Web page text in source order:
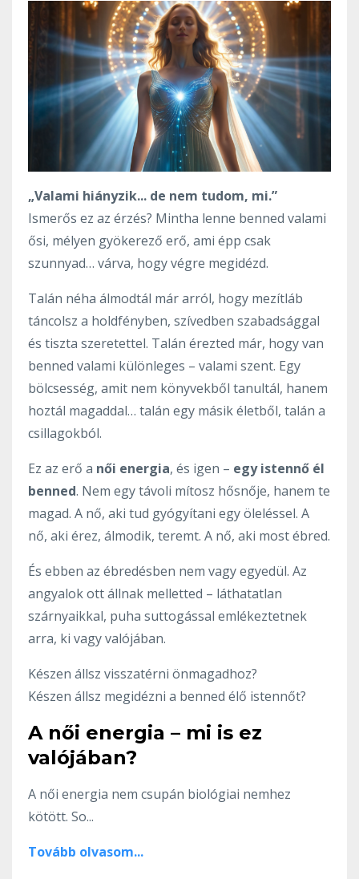
„Valami hiányzik... de nem tudom, mi.”
Ismerős ez az érzés? Mintha lenne benned valami
ősi, mélyen gyökerező erő, ami épp csak
szunnyad… várva, hogy végre megidézd.
Talán néha álmodtál már arról, hogy mezítláb
táncolsz a holdfényben, szívedben szabadsággal
és tiszta szeretettel. Talán érezted már, hogy van
benned valami különleges – valami szent. Egy
bölcsesség, amit nem könyvekből tanultál, hanem
hoztál magaddal… talán egy másik életből, talán a
csillagokból.
Ez az erő a női energia, és igen – egy istennő él
benned. Nem egy távoli mítosz hősnője, hanem te
magad. A nő, aki tud gyógyítani egy öleléssel. A
nő, aki érez, álmodik, teremt. A nő, aki most ébred.
És ebben az ébredésben nem vagy egyedül. Az
angyalok ott állnak melletted – láthatatlan
szárnyaikkal, puha suttogással emlékeztetnek
arra, ki vagy valójában.
Készen állsz visszatérni önmagadhoz?
Készen állsz megidézni a benned élő istennőt?
A női energia – mi is ez
valójában?
A női energia nem csupán biológiai nemhez
kötött. So...
Tovább olvasom...